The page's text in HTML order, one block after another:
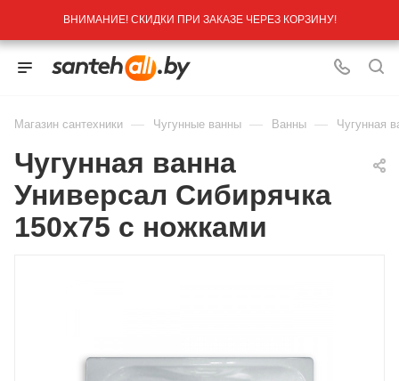
ВНИМАНИЕ! СКИДКИ ПРИ ЗАКАЗЕ ЧЕРЕЗ КОРЗИНУ!
Магазин сантехники — Чугунные ванны — Ванны — Чугунная
Чугунная ванна
Универсал Сибирячка
150x75 с ножками